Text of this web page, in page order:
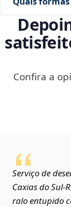
Confira a
Serviço de
Caxias do
ralo entupido